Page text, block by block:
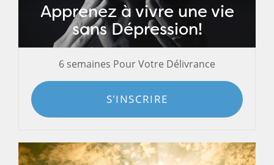
Apprenez à vivre une vie
sans Dépression!
6 semaines Pour Votre Délivrance
S'INSCRIRE